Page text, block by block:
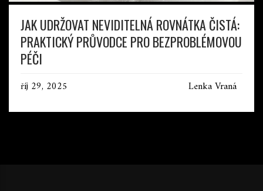
JAK UDRŽOVAT NEVIDITELNÁ ROVNÁTKA ČISTÁ:
PRAKTICKÝ PRŮVODCE PRO BEZPROBLÉMOVOU
PÉČI
říj 29, 2025 Lenka Vraná